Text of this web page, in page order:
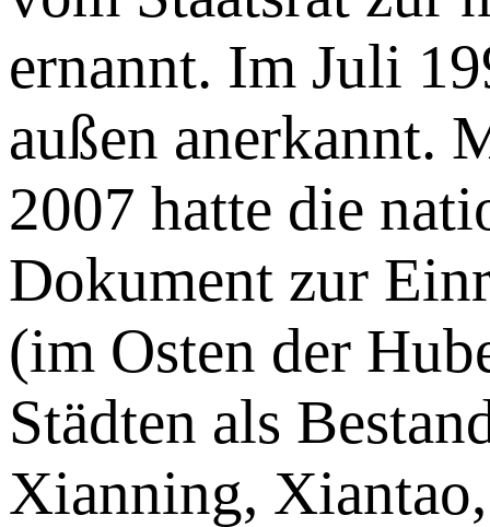
ernannt. Im Juli
außen anerkannt.
2007 hatte die
Dokument zur
(im Osten der
Städten als
Xianning,